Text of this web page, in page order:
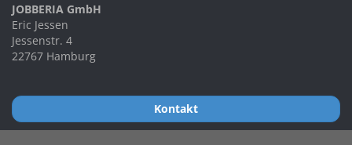
JOBBERIA GmbH
Eric Jessen
Jessenstr. 4
22767 Hamburg
Kontakt